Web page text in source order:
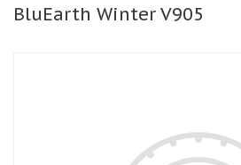
BluEarth Winter V905